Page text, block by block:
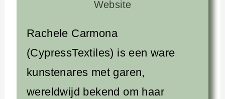
Website
Rachele Carmona
(CypressTextiles) is een ware
kunstenares met garen,
wereldwijd bekend om haar